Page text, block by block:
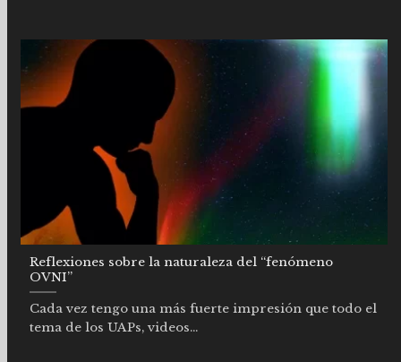
Reflexiones sobre la naturaleza del “fenómeno
OVNI”
Cada vez tengo una más fuerte impresión que todo el
tema de los UAPs, videos...